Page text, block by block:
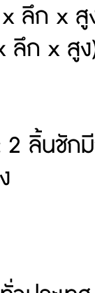
ลึก x
ลึก x สู
2 ลิ้นชั